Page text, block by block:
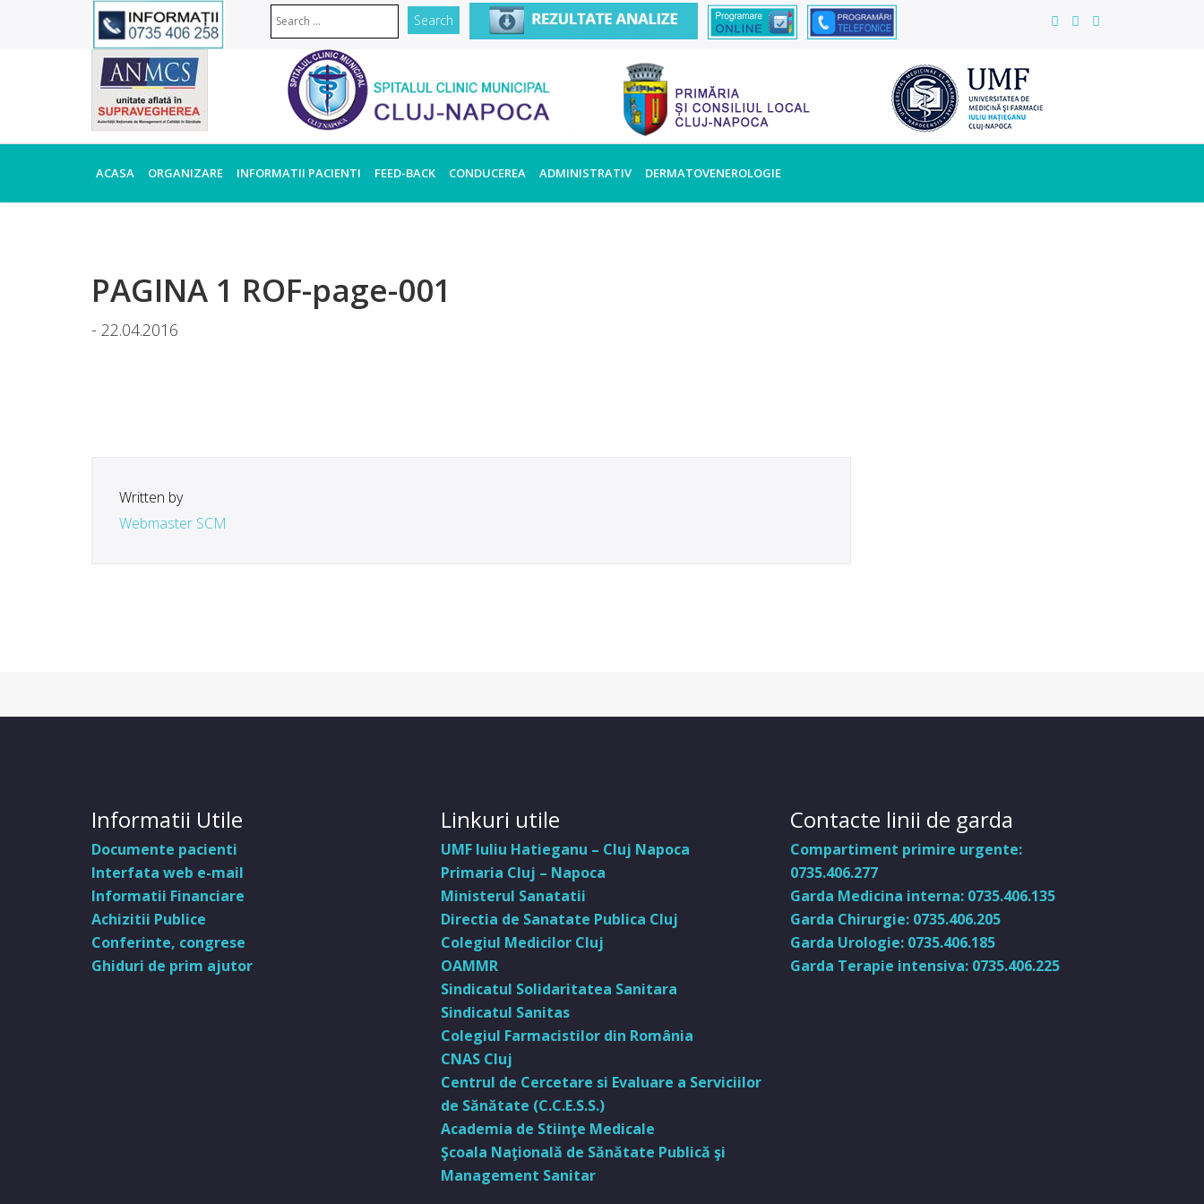
ACASA ORGANIZARE INFORMATII PACIENTI FEED-BACK CONDUCEREA ADMINISTRATIV DERMATOVENEROLOGIE
PAGINA 1 ROF-page-001
- 22.04.2016
Written by
Webmaster SCM
Informatii Utile
Documente pacienti
Interfata web e-mail
Informatii Financiare
Achizitii Publice
Conferinte, congrese
Ghiduri de prim ajutor
Linkuri utile
UMF Iuliu Hatieganu – Cluj Napoca
Primaria Cluj – Napoca
Ministerul Sanatatii
Directia de Sanatate Publica Cluj
Colegiul Medicilor Cluj
OAMMR
Sindicatul Solidaritatea Sanitara
Sindicatul Sanitas
Colegiul Farmacistilor din România
CNAS Cluj
Centrul de Cercetare si Evaluare a Serviciilor
de Sănătate (C.C.E.S.S.)
Academia de Stiinţe Medicale
Şcoala Naţională de Sănătate Publică şi
Management Sanitar
Contacte linii de garda
Compartiment primire urgente:
0735.406.277
Garda Medicina interna: 0735.406.135
Garda Chirurgie: 0735.406.205
Garda Urologie: 0735.406.185
Garda Terapie intensiva: 0735.406.225